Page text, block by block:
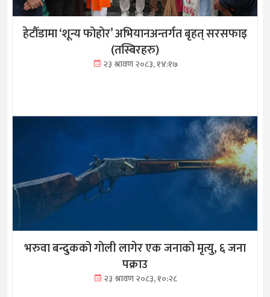
हेटौँडामा ‘शून्य फोहोर’ अभियानअन्तर्गत बृहत् सरसफाइ
(तस्बिरहरु)
२३ श्रावण २०८३, १४:१७
भरुवा बन्दुकको गोली लागेर एक जनाको मृत्यु, ६ जना
पक्राउ
२३ श्रावण २०८३, १०:२८